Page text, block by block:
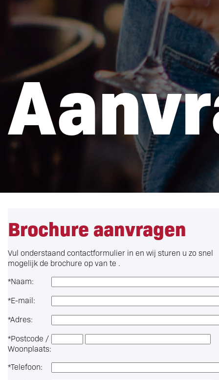
Brochure aanvragen
Vul onderstaand contactformulier in en wij sturen u zo snel
mogelijk de brochure op van te .
*Naam:
*E-mail:
*Adres:
*Postcode /
Woonplaats:
*Telefoon: